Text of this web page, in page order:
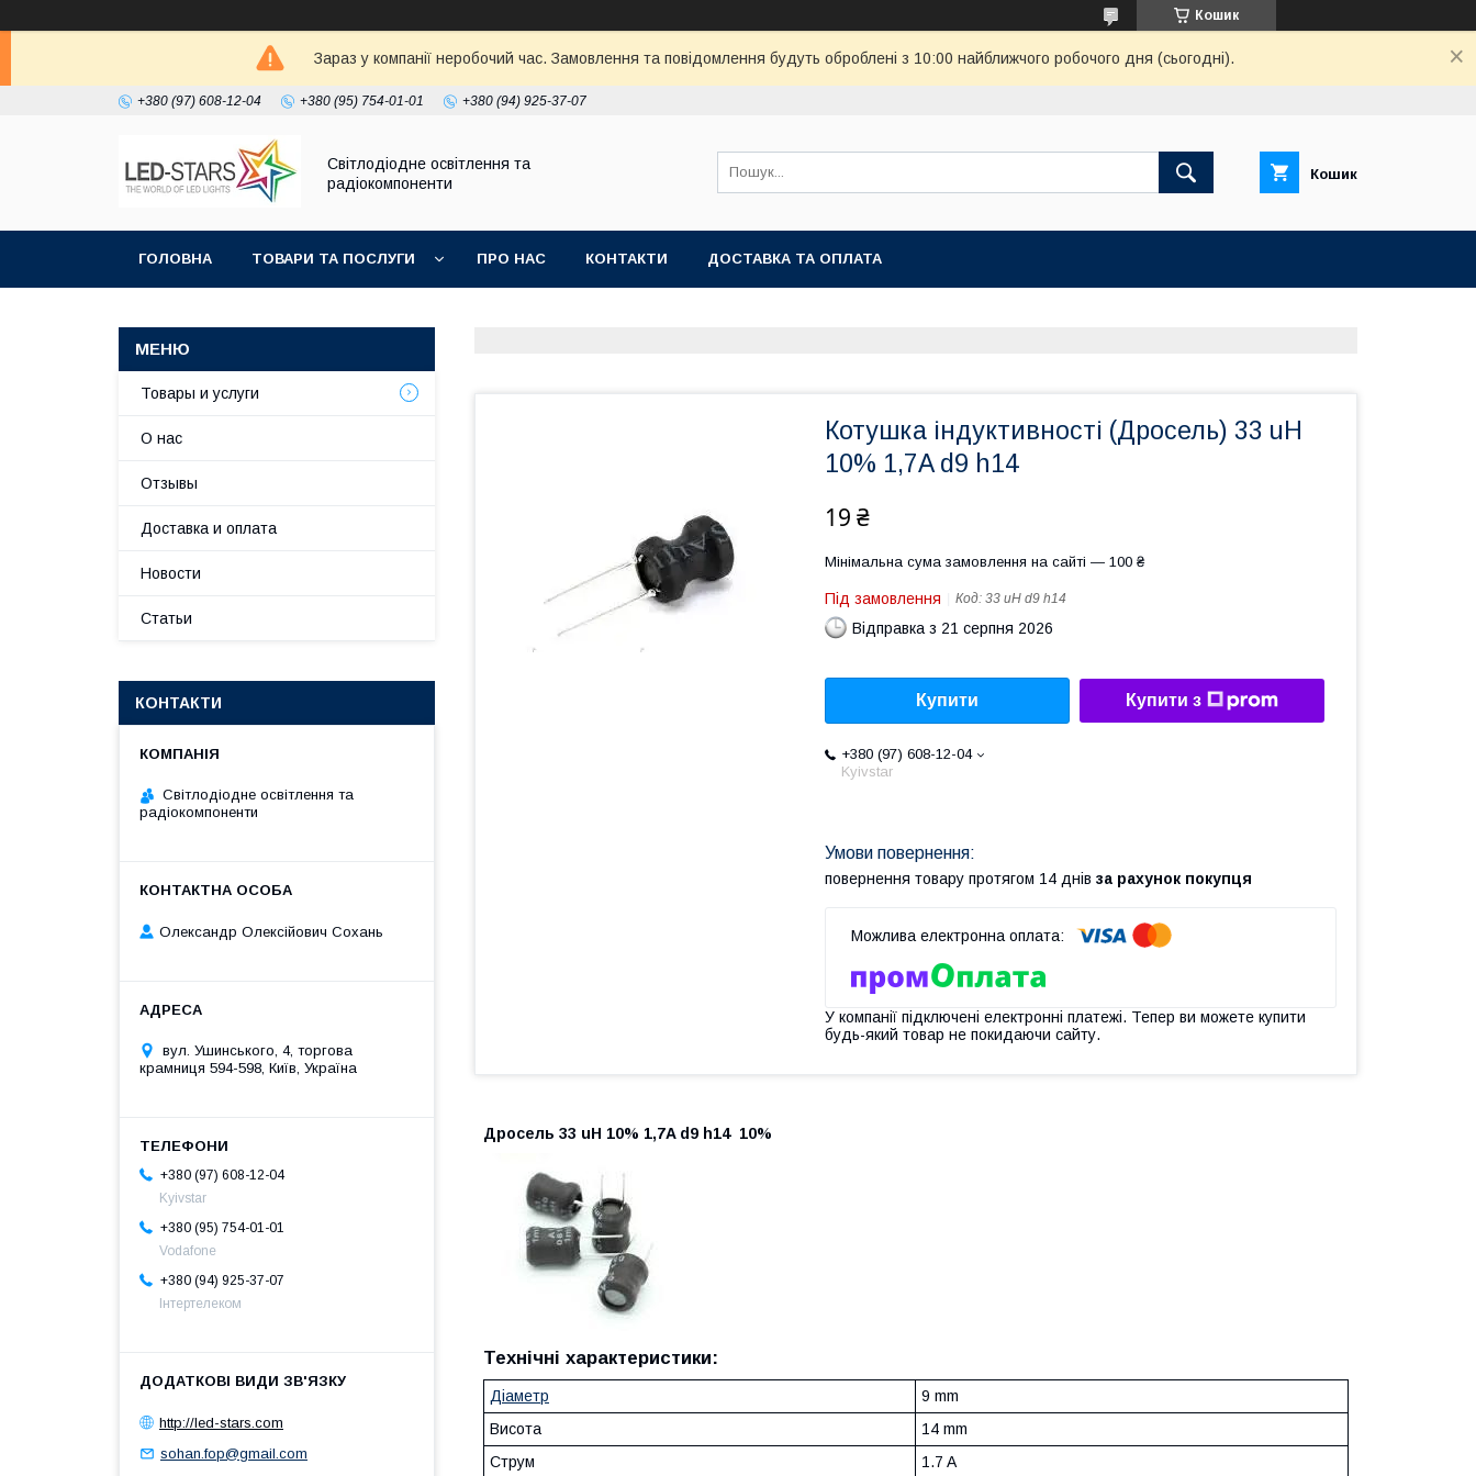
Кошик
Зараз у компанії неробочий час. Замовлення та повідомлення будуть оброблені з 10:00 найближчого робочого дня (сьогодні).
+380 (97) 608-12-04 +380 (95) 754-01-01 +380 (94) 925-37-07
Світлодіодне освітлення та
радіокомпоненти
Кошик
ГОЛОВНА ТОВАРИ ТА ПОСЛУГИ ПРО НАС КОНТАКТИ ДОСТАВКА ТА ОПЛАТА
Котушка індуктивності (Дросель) 33 uH
10% 1,7A d9 h14
19 ₴
Мінімальна сума замовлення на сайті — 100 ₴
Під замовлення Код: 33 uH d9 h14
Відправка з 21 серпня 2026
Купити Купити з
+380 (97) 608-12-04
Kyivstar
повернення товару протягом 14 днів за рахунок покупця
У компанії підключені електронні платежі. Тепер ви можете купити
будь-який товар не покидаючи сайту.
Дросель 33 uH 10% 1,7A d9 h14 10%
Технічні характеристики:
Діаметр
9 mm
Висота
14 mm
Струм
1.7 A
Товары и услуги
О нас
Отзывы
Доставка и оплата
Новости
Статьи
КОНТАКТИ
Світлодіодне освітлення та
радіокомпоненти
Олександр Олексійович Сохань
вул. Ушинського, 4, торгова
крамниця 594-598, Київ, Україна
+380 (97) 608-12-04
Kyivstar
+380 (95) 754-01-01
Vodafone
+380 (94) 925-37-07
Інтертелеком
http://led-stars.com
sohan.fop@gmail.com